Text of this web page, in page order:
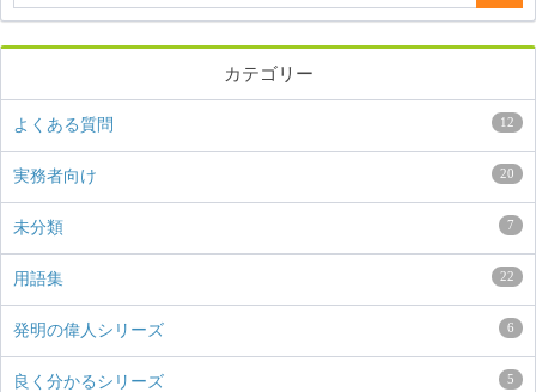
カテゴリー
よくある質問 12
実務者向け 20
未分類 7
用語集 22
発明の偉人シリーズ 6
良く分かるシリーズ 5